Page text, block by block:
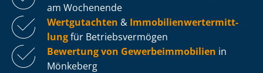
am Wochenende
Wertgutachten & Im­mo­bi­li­en­wert­ermitt­
lungfür Be­triebs­ver­mö­gen
Bewertung von Ge­wer­be­im­mo­bi­li­en in
Mönkeberg